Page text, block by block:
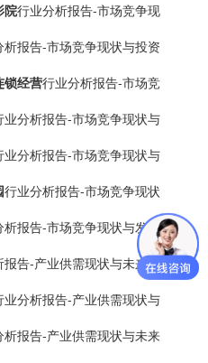
院行业分析报告-市场竞争现
析报告-市场竞争现状与投资
锁经营行业分析报告-市场竞
业分析报告-市场竞争现状与
业分析报告-市场竞争现状与
行业分析报告-市场竞争现状
析报告-市场竞争现状与发展
报告-产业供需现状与未来动
业分析报告-产业供需现状与
析报告-产业供需现状与未来